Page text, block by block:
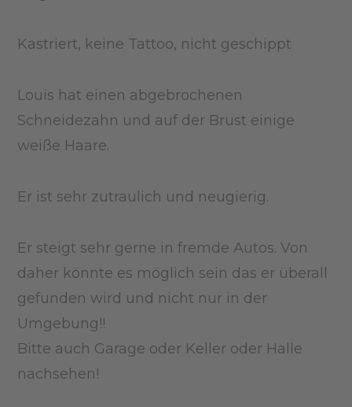
Kastriert, keine Tattoo, nicht geschippt
Louis hat einen abgebrochenen
Schneidezahn und auf der Brust einige
weiße Haare.
Er ist sehr zutraulich und neugierig.
Er steigt sehr gerne in fremde Autos. Von
daher könnte es möglich sein das er überall
gefunden wird und nicht nur in der
Umgebung!!
Bitte auch Garage oder Keller oder Halle
nachsehen!